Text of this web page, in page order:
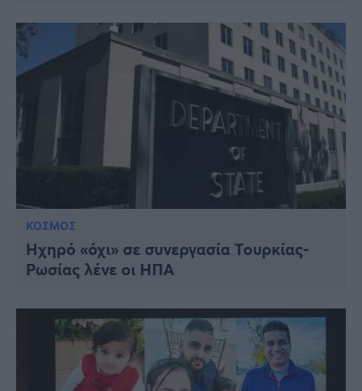
ΚΟΣΜΟΣ
Ηχηρό «όχι» σε συνεργασία Τουρκίας-
Ρωσίας λένε οι ΗΠΑ